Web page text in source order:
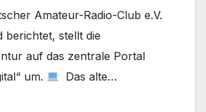
Amateur-Radio-Club e.V.
berichtet, stellt die
auf das zentrale Portal
um.
Das alte…